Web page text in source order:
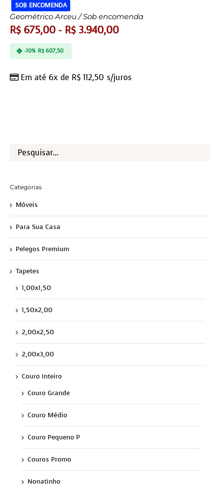
SOB ENCOMENDA
Geométrico Arceu / Sob encomenda
R$675,00 - R$3.940,00
Em até 6x de R$ 112,50 s/juros
-10% R$607,50
Categorias
Móveis
Para Sua Casa
Pelegos Premium
Tapetes
1,00x1,50
1,50x2,00
2,00x2,50
2,00x3,00
Couro Inteiro
Couro Grande
Couro Médio
Couro Pequeno P
Couros Promo
Nonatinho